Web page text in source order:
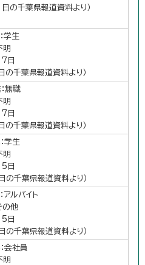
の千葉県報道資料より）
学生
明
日
の千葉県報道資料より）
無職
明
日
の千葉県報道資料より）
学生
明
日
の千葉県報道資料より）
ルバイト
の他
日
の千葉県報道資料より）
会社員
明